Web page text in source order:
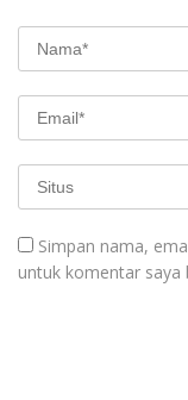
Simpan nama,
untuk komentar saya